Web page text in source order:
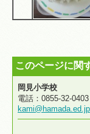
このページに関
岡見小学校
電話：0855-32-
kami@hamada.ed.jp